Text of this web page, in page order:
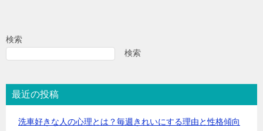
検索
検索
最近の投稿
洗車好きな人の心理とは？毎週きれいにする理由と性格傾向